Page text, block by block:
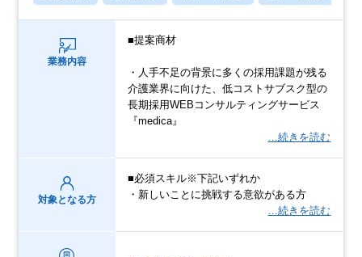
業務内容
■提案商材
・人手不足の背景に多くの採用課題が残る
介護業界に向けた、低コストサブスク型の
長期採用WEBコンサルティングサービス
『medica』
…続きを読む
対象となる方
■必須スキル※下記いずれか
・新しいことに挑戦する意欲がある方
…続きを読む